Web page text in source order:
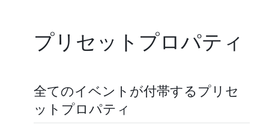
プリセットプロパティ
全てのイベントが付帯するプリセ
ットプロパティ